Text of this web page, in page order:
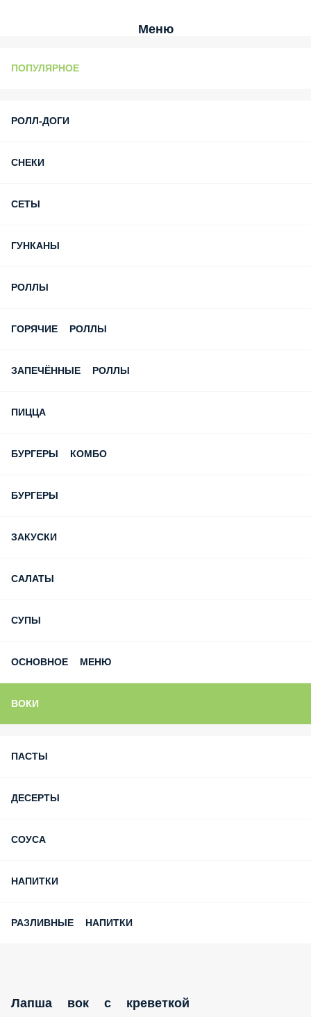
Меню
ПОПУЛЯРНОЕ
РОЛЛ-ДОГИ
СНЕКИ
СЕТЫ
ГУНКАНЫ
РОЛЛЫ
ГОРЯЧИЕ РОЛЛЫ
ЗАПЕЧЁННЫЕ РОЛЛЫ
ПИЦЦА
БУРГЕРЫ КОМБО
БУРГЕРЫ
ЗАКУСКИ
САЛАТЫ
СУПЫ
ОСНОВНОЕ МЕНЮ
ВОКИ
ПАСТЫ
ДЕСЕРТЫ
СОУСА
НАПИТКИ
РАЗЛИВНЫЕ НАПИТКИ
Лапша вок с креветкой